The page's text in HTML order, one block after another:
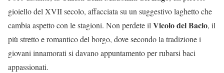
gioiello del XVII secolo, affacciata su un suggestivo laghetto che
cambia aspetto con le stagioni. Non perdete ilVicolo del Bacio, il
più stretto e romantico del borgo, dove secondo la tradizione i
giovani innamorati si davano appuntamento per rubarsi baci
appassionati.